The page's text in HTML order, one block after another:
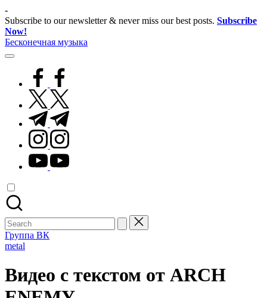
Skip
to
content
-
Subscribe to our newsletter & never miss our best posts. Subscribe
Now!
Бесконечная музыка
facebook.com
twitter.com
t.me
instagram.com
youtube.com
Search
for:
Группа ВК
Posted
metal
Видео с текстом от ARCH